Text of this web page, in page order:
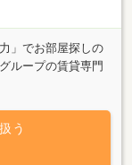
」でお部屋探しの
ループの賃貸専門
・オーナーの方々
高額賃貸住宅を主
日祝日の営業はも
には営業車(チャイ
う